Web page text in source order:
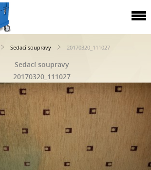
Sedací soupravy 20170320_111027
Sedací soupravy
20170320_111027